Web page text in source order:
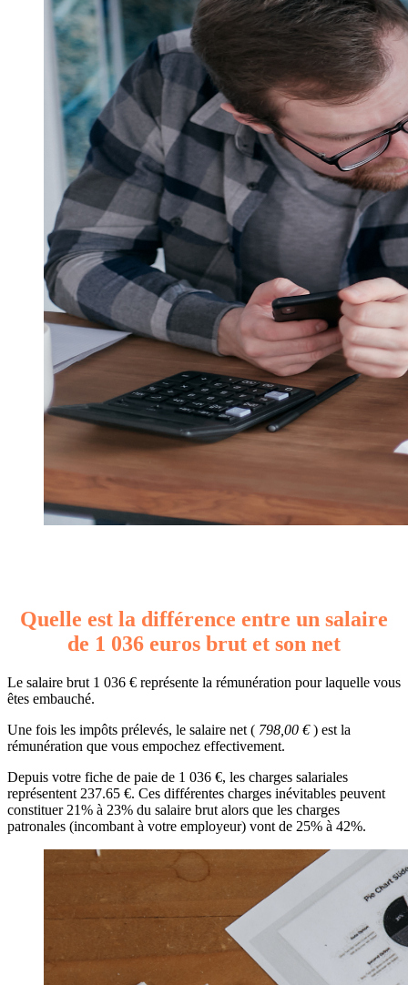
Quelle est la différence entre un salaire
de 1 036 euros brut et son net
Le salaire brut 1 036 € représente la rémunération pour laquelle vous
êtes embauché.
Une fois les impôts prélevés, le salaire net ( 798,00 €) est la
rémunération que vous empochez effectivement.
Depuis votre fiche de paie de 1 036 €, les charges salariales
représentent 237.65 €. Ces différentes charges inévitables peuvent
constituer 21% à 23% du salaire brut alors que les charges
patronales (incombant à votre employeur) vont de 25% à 42%.